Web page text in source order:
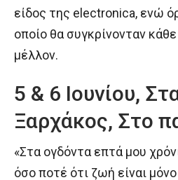
είδος της electronica, ενώ
οποίο θα συγκρίνονταν
μέλλον.
5 & 6 Ιουνίου,
Ξαρχάκος, Στο
«Στα ογδόντα επτά μου
όσο ποτέ ότι ζωή είναι